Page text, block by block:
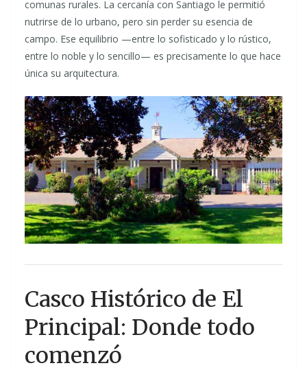
comunas rurales. La cercanía con Santiago le permitió
nutrirse de lo urbano, pero sin perder su esencia de
campo. Ese equilibrio —entre lo sofisticado y lo rústico,
entre lo noble y lo sencillo— es precisamente lo que hace
única su arquitectura.
Casco Histórico de El
Principal: Donde todo
comenzó